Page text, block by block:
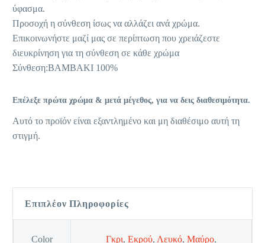
ύφασμα.
Προσοχή η σύνθεση ίσως να αλλάζει ανά χρώμα.
Επικοινωνήστε μαζί μας σε περίπτωση που χρειάζεστε
διευκρίνηση για τη σύνθεση σε κάθε χρώμα
Σύνθεση:ΒΑΜΒΑΚΙ 100%
Επέλεξε πρώτα χρώμα & μετά μέγεθος, για να δεις διαθεσιμότητα.
Αυτό το προϊόν είναι εξαντλημένο και μη διαθέσιμο αυτή τη
στιγμή.
Επιπλέον Πληροφορίες
Color Γκρι, Εκρού, Λευκό, Μαύρο,